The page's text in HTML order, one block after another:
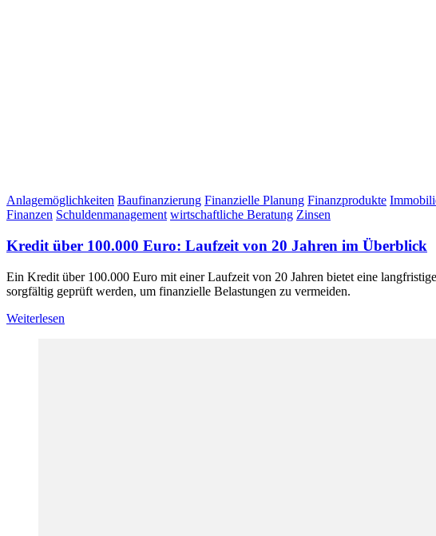
Anlagemöglichkeiten Baufinanzierung Finanzielle Planung Finanzprodukte
Finanzen Schuldenmanagement wirtschaftliche Beratung Zinsen
Kredit über 100.000 Euro: Laufzeit von 20 Jahren im Überblick
Ein Kredit über 100.000 Euro mit einer Laufzeit von 20 Jahren bietet eine
sorgfältig geprüft werden, um finanzielle Belastungen zu vermeiden.
Weiterlesen